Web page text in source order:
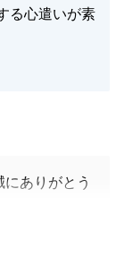
る心遣いが素
ありがとう
す。